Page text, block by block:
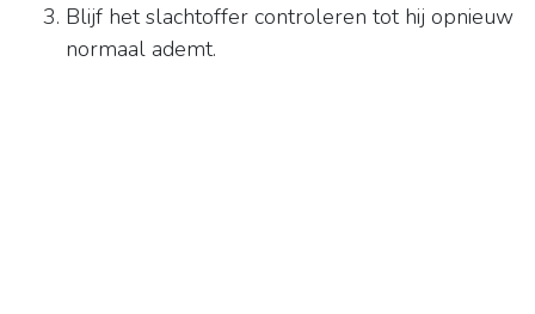
Blijf het slachtoffer controleren tot hij opnieuw
normaal ademt.